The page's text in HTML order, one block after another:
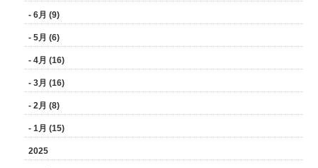
- 6月 (9)
- 5月 (6)
- 4月 (16)
- 3月 (16)
- 2月 (8)
- 1月 (15)
2025